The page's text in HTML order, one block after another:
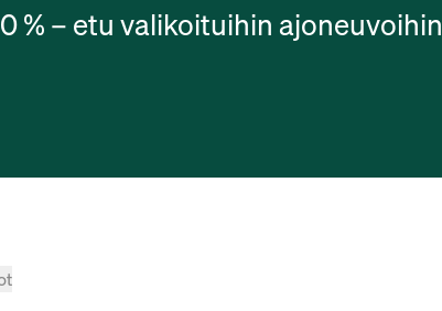
% – etu valikoituihin ajoneuvoihin